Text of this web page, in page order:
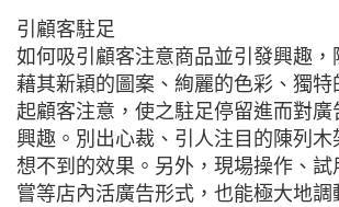
引顧客駐足
如何吸引顧客注意商品並引發興趣，
藉其新穎的圖案、絢麗的色彩、獨特
起顧客注意，使之駐足停留進而對廣
興趣。別出心裁、引人注目的陳列木
想不到的效果。另外，現場操作、試
嘗等店內活廣告形式，也能極大地調